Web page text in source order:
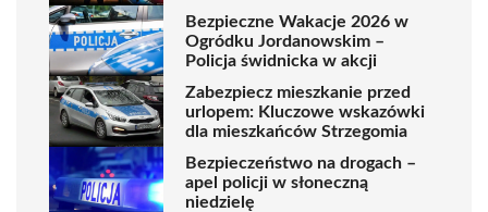
Bezpieczne Wakacje 2026 w
Ogródku Jordanowskim –
Policja świdnicka w akcji
Zabezpiecz mieszkanie przed
urlopem: Kluczowe wskazówki
dla mieszkańców Strzegomia
Bezpieczeństwo na drogach –
apel policji w słoneczną
niedzielę